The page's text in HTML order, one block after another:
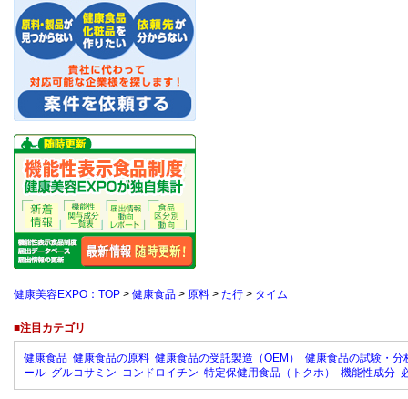
健康美容EXPO：TOP > 健康食品 > 原料 > た行 > タイム
■注目カテゴリ
健康食品 健康食品の原料 健康食品の受託製造（OEM）
健康食品の試験・分
ール グルコサミン コンドロイチン 特定保健用食品（トクホ） 機能性成分